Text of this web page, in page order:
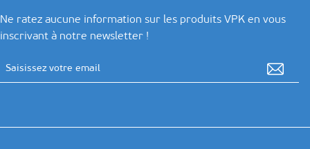
Ne ratez aucune information sur les produits VPK en vous
inscrivant à notre newsletter !